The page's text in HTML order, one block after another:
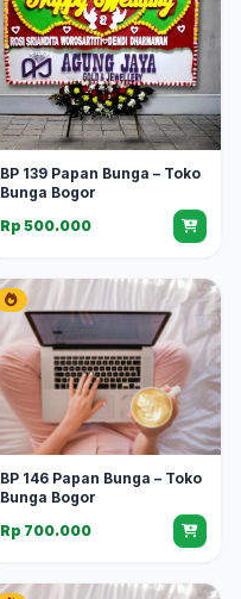
BP 139 Papan Bunga – Toko
Bunga Bogor
Rp 500.000
BP 146 Papan Bunga – Toko
Bunga Bogor
Rp 700.000